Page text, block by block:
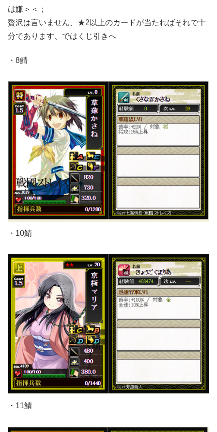
は嫌＞＜；
贅沢は言いません、★2以上のカードが当たればそれで十
分であります、ではくじ引きへ
・8鯖
・10鯖
・11鯖